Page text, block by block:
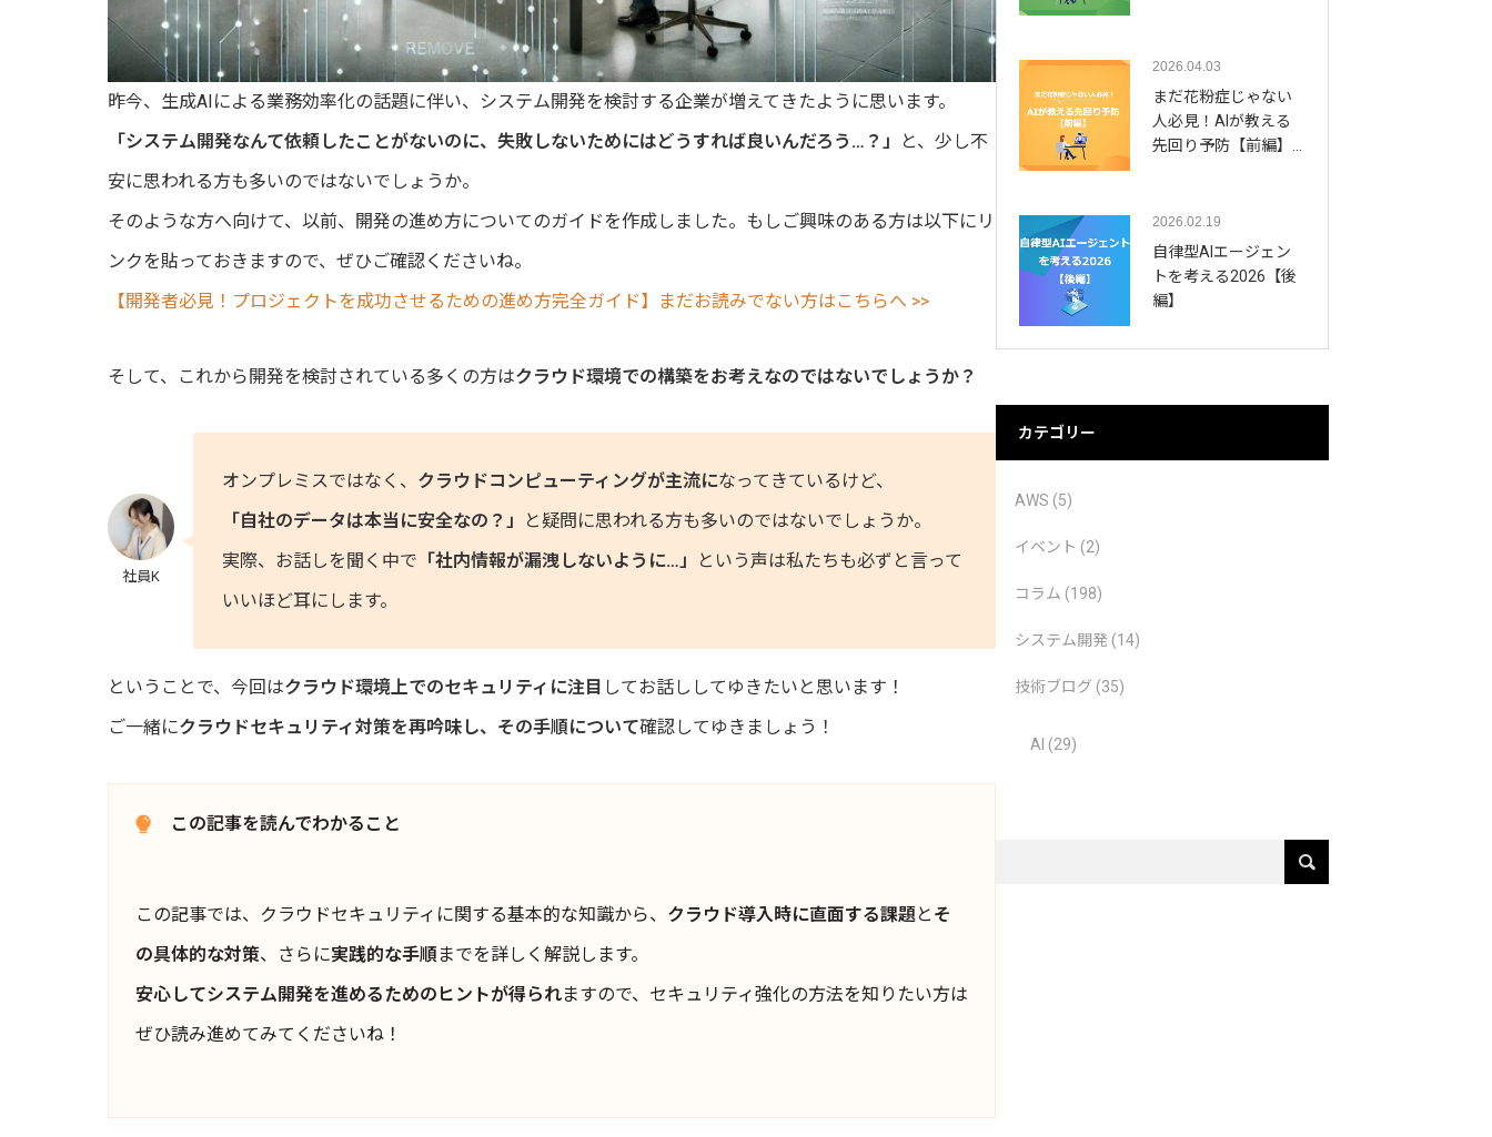
昨今、生成AIによる業務効率化の話題に伴い、システム開発を検討する企業が増えてきたように思います。
「システム開発なんて依頼したことがないのに、失敗しないためにはどうすれば良いんだろう…？」
と、少し不
安に思われる方も多いのではないでしょうか。
そのような方へ向けて、以前、開発の進め方についてのガイドを作成しました。もしご興味のある方は以下にリ
ンクを貼っておきますので、ぜひご確認くださいね。
【開発者必見！プロジェクトを成功させるための進め方完全ガイド】まだお読みでない方はこちらへ >>
そして、これから開発を検討されている多くの方はクラウド環境での構築をお考えなのではないでしょうか？
社員K
オンプレミスではなく、 クラウドコンピューティングが主流になってきているけど、
「自社のデータは本当に安全なの？」
と疑問に思われる方も多いのではないでしょうか。
実際、お話しを聞く中で 「社内情報が漏洩しないように…」
という声は私たちも必ずと言って
いいほど耳にします。
ということで、今回はクラウド環境上でのセキュリティに注目 してお話ししてゆきたいと思います！
ご一緒にクラウドセキュリティ対策を再吟味し、その手順について確認してゆきましょう！
この記事を読んでわかること
この記事では、クラウドセキュリティに関する基本的な知識から、 クラウド導入時に直面する課題と そ
の具体的な対策、さらに実践的な手順 までを詳しく解説します。
安心してシステム開発を進めるためのヒントが得られますので、セキュリティ強化の方法を知りたい方は
ぜひ読み進めてみてくださいね！
2026.04.03
まだ花粉症じゃない
人必見！AIが教える
先回り予防【前編】…
2026.02.19
自律型AIエージェン
トを考える2026【後
編】
カテゴリー
AWS (5)
イベント (2)
コラム (198)
システム開発 (14)
技術ブログ (35)
AI (29)